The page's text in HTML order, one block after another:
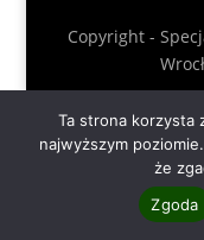
Copyright -
Ta strona korzysta
najwyższym
że
Zgoda